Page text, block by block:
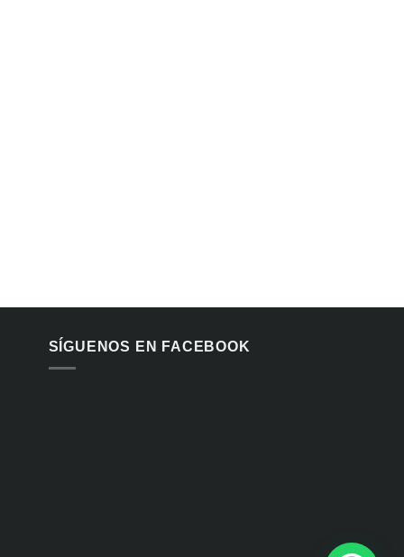
SÍGUENOS EN FACEBOOK